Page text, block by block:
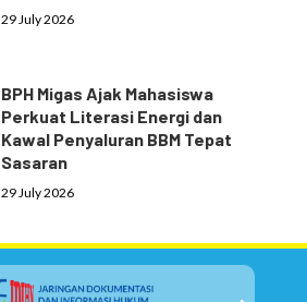
29 July 2026
BPH Migas Ajak Mahasiswa
Perkuat Literasi Energi dan
Kawal Penyaluran BBM Tepat
Sasaran
29 July 2026